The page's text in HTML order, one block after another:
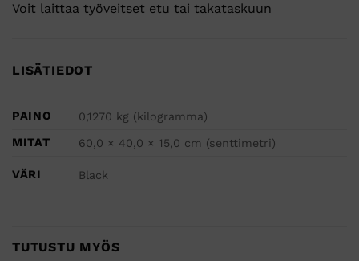
Voit laittaa työveitset etu tai takataskuun
LISÄTIEDOT
PAINO
0,1270 kg (kilogramma)
MITAT
60,0 × 40,0 × 15,0 cm (senttimetri)
VÄRI Black
TUTUSTU MYÖS